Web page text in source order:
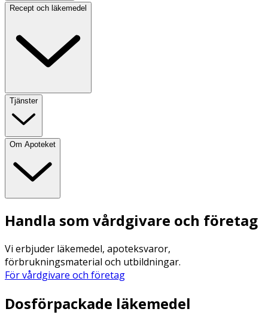
Recept och läkemedel
Tjänster
Om Apoteket
Handla som vårdgivare och företag
Vi erbjuder läkemedel, apoteksvaror,
förbrukningsmaterial och utbildningar.
För vårdgivare och företag
Dosförpackade läkemedel